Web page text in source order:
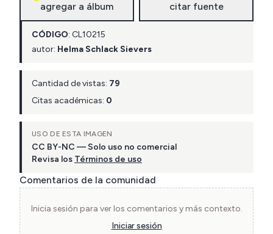
agregar a álbum citar fuente
CÓDIGO: CL10215
autor: Helma Schlack Sievers
Cantidad de vistas: 79
Citas académicas: 0
USO DE ESTA IMAGEN
CC BY-NC — Solo uso no comercial
Revisa los Términos de uso
Comentarios de la comunidad
Inicia sesión para ver los comentarios y más contexto.
Iniciar sesión